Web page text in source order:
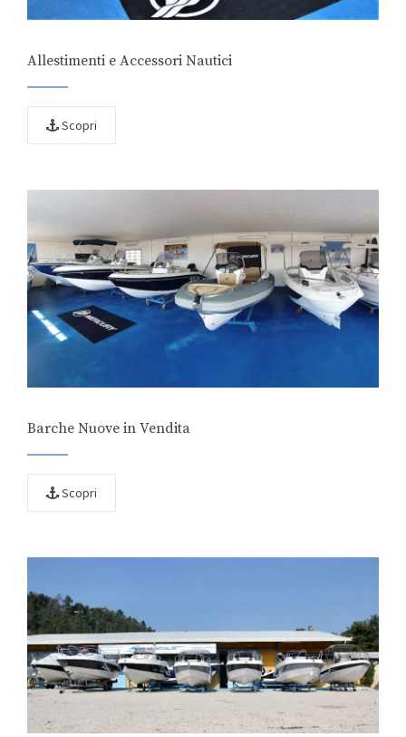
Allestimenti e Accessori Nautici
Scopri
Barche Nuove in Vendita
Scopri